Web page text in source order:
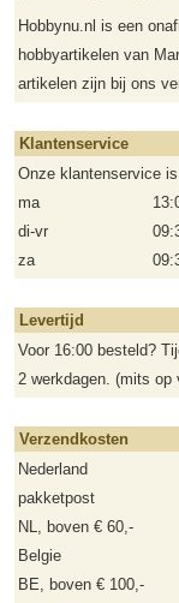
Hobbynu.nl is een
hobbyartikelen van
artikelen zijn bij ons
Klantenservice
Onze klantenservice
ma
di-vr
za
Levertijd
Voor 16:00 besteld?
2 werkdagen. (mits op
Verzendkosten
Nederland
pakketpost
NL, boven € 60,-
Belgie
BE, boven € 100,-